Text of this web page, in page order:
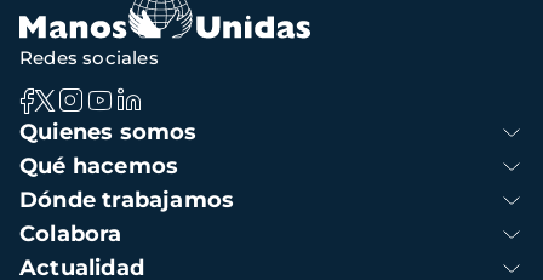
Navegación
principal
Quienes somos
Qué hacemos
Dónde trabajamos
Colabora
Actualidad
Redes sociales